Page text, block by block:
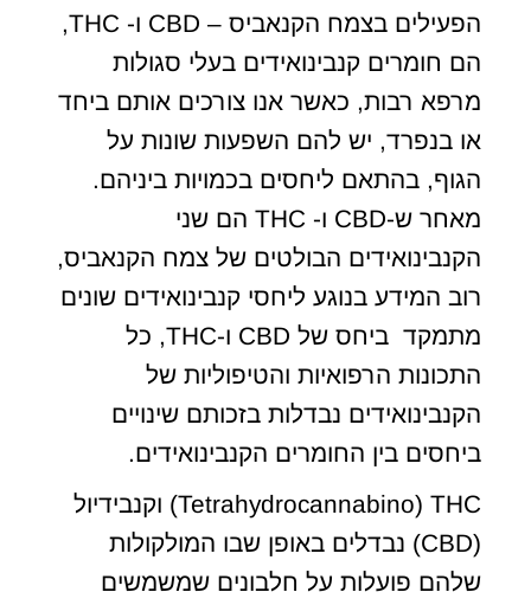
הפעילים בצמח הקנאביס – CBD ו- THC,
הם חומרים קנבינואידים בעלי סגולות
מרפא רבות, כאשר אנו צורכים אותם ביחד
או בנפרד, יש להם השפעות שונות על
הגוף, בהתאם ליחסים בכמויות ביניהם.
מאחר ש-CBD ו- THC הם שני
הקנבינואידים הבולטים של צמח הקנאביס,
רוב המידע בנוגע ליחסי קנבינואידים שונים
מתמקד ביחס של CBD ו-THC, כל
התכונות הרפואיות והטיפוליות של
הקנבינואידים נבדלות בזכותם שינויים
ביחסים בין החומרים הקנבינואידים.
Tetrahydrocannabino) THC) וקנבידיול
(CBD) נבדלים באופן שבו המולקולות
שלהם פועלות על חלבונים שמשמשים